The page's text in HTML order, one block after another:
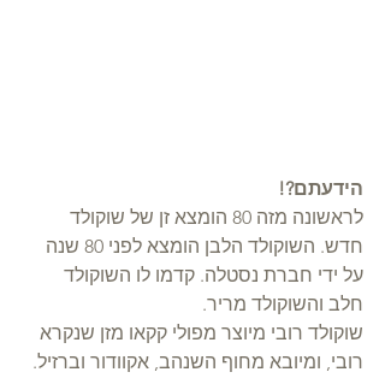
הידעתם?!
לראשונה מזה 80 הומצא זן של שוקולד
חדש. השוקולד הלבן הומצא לפני 80 שנה
על ידי חברת נסטלה. קדמו לו השוקולד
חלב והשוקולד מריר.
שוקולד רובי מיוצר מפולי קקאו מזן שנקרא
רובי, ומיובא מחוף השנהב, אקוודור וברזיל.